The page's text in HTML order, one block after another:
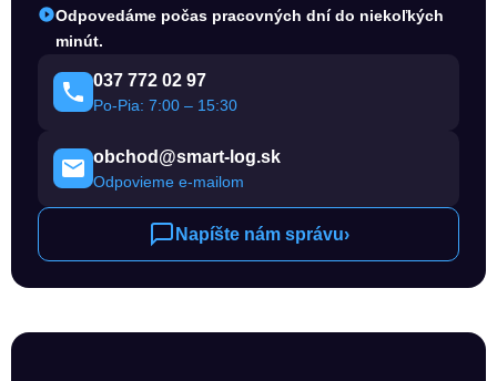
Odpovedáme počas pracovných dní do niekoľkých
minút.
037 772 02 97
Po-Pia: 7:00 – 15:30
obchod@smart-log.sk
Odpovieme e-mailom
Napíšte nám správu›